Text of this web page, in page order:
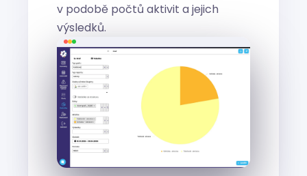
v podobě počtů aktivit a jejich
výsledků.